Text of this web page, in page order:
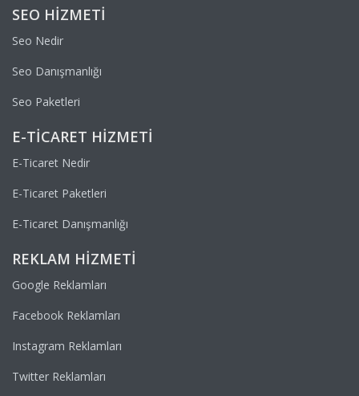
SEO HIZMETI
Seo Nedir
Seo Danışmanlığı
Seo Paketleri
E-TICARET HIZMETI
E-Ticaret Nedir
E-Ticaret Paketleri
E-Ticaret Danışmanlığı
REKLAM HIZMETI
Google Reklamları
Facebook Reklamları
Instagram Reklamları
Twitter Reklamları